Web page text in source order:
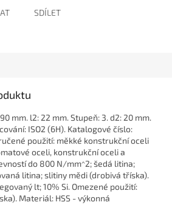
SDÍLET
90 mm. l2: 22 mm. Stupeň: 3. d2: 20 mm.
ISO2 (6H). Katalogové číslo:
použití: měkké konstrukční oceli
oceli, konstrukční oceli a
do 800 N/mm^2; šedá litina;
litina; slitiny mědi (drobivá tříska).
lt; 10% Si. Omezené použití:
Materiál: HSS - výkonná